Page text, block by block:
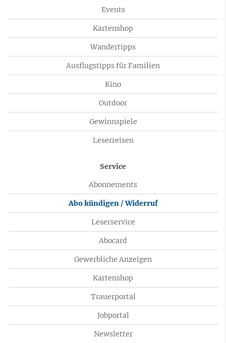
Events
Kartenshop
Wandertipps
Ausflugstipps für Familien
Kino
Outdoor
Gewinnspiele
Leserreisen
Service
Abonnements
Abo kündigen / Widerruf
Leserservice
Abocard
Gewerbliche Anzeigen
Kartenshop
Trauerportal
Jobportal
Newsletter